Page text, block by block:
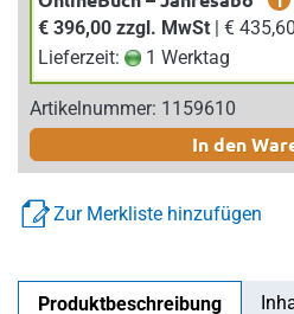
€ 396,00 zzgl. MwSt
| €
Lieferzeit:
1 Werktag
Artikelnummer: 1159610
In den
Zur Merkliste hinzufügen
Produktbeschreibung